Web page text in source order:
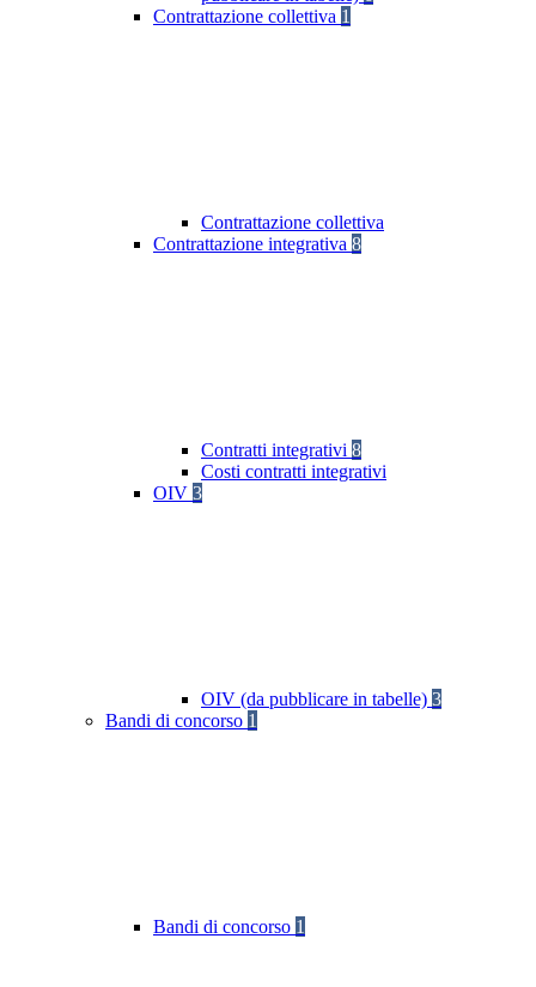
Contrattazione collettiva 1
Contrattazione collettiva
Contrattazione integrativa 8
Contratti integrativi 8
Costi contratti integrativi
OIV 3
OIV (da pubblicare in tabelle) 3
Bandi di concorso 1
Bandi di concorso 1